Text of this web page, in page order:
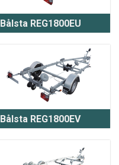
Bålsta REG1800EU
Bålsta REG1800EV